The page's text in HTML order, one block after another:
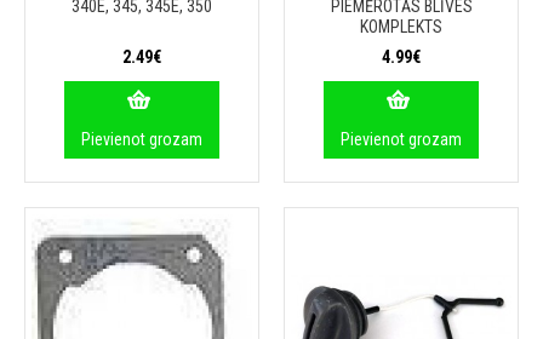
340E, 345, 345E, 350
2.49€
Pievienot grozam
PIEMĒROTĀS BLĪVES
KOMPLEKTS
4.99€
Pievienot grozam